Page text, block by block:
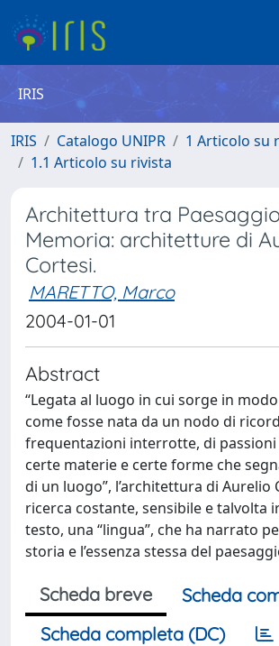
IRIS
IRIS Catalogo UNIPR
1 Articolo su
1.1 Articolo su rivista
Architettura tra
Memoria: architetture di
Cortesi.
MARETTO, Marco
2004-01-01
Abstract
“Legata al luogo in cui sorge in
come fosse nata da un nodo di
frequentazioni interrotte, di
certe materie e certe forme che
di un luogo”, l’architettura di Aurelio
ricerca costante, sensibile e talvolta
testo, una “lingua”, che ha narrato
storia e l’essenza stessa del
Scheda breve
Scheda
Scheda completa (DC)